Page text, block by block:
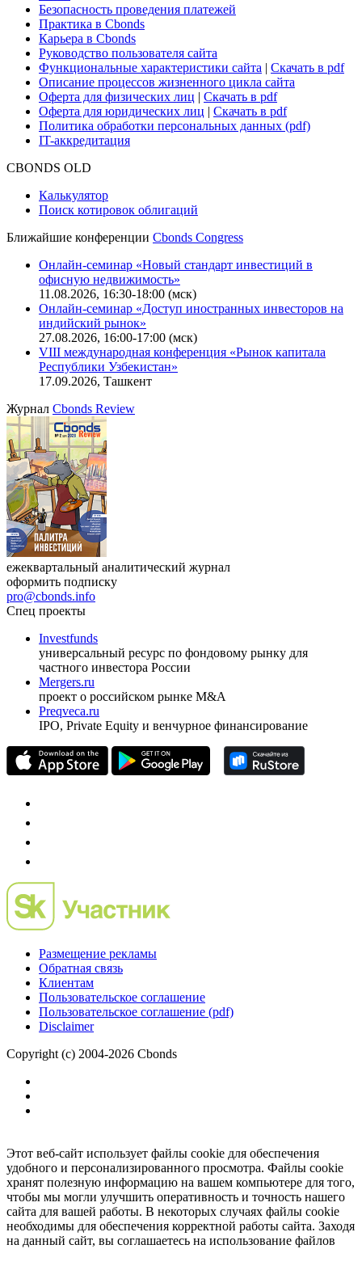
Безопасность проведения платежей
Практика в Cbonds
Карьера в Cbonds
Руководство пользователя сайта
Функциональные характеристики сайта | Скачать в pdf
Описание процессов жизненного цикла сайта
Оферта для физических лиц | Скачать в pdf
Оферта для юридических лиц | Скачать в pdf
Политика обработки персональных данных (pdf)
IT-аккредитация
CBONDS OLD
Калькулятор
Поиск котировок облигаций
Ближайшие конференции Cbonds Congress
Онлайн-семинар «Новый стандарт инвестиций в
офисную недвижимость»
11.08.2026, 16:30-18:00 (мск)
Онлайн-семинар «Доступ иностранных инвесторов на
индийский рынок»
27.08.2026, 16:00-17:00 (мск)
VIII международная конференция «Рынок капитала
Республики Узбекистан»
17.09.2026, Ташкент
Журнал Cbonds Review
ежеквартальный аналитический журнал
оформить подписку
pro@cbonds.info
Спец проекты
Investfunds
универсальный ресурс по фондовому рынку для
частного инвестора России
Mergers.ru
проект о российском рынке M&A
Preqveca.ru
IPO, Private Equity и венчурное финансирование
Размещение рекламы
Обратная связь
Клиентам
Пользовательское соглашение
Пользовательское соглашение (pdf)
Disclaimer
Copyright (c) 2004-2026 Cbonds
Этот веб-сайт использует файлы cookie для обеспечения
удобного и персонализированного просмотра. Файлы cookie
хранят полезную информацию на вашем компьютере для того,
чтобы мы могли улучшить оперативность и точность нашего
сайта для вашей работы. В некоторых случаях файлы cookie
необходимы для обеспечения корректной работы сайта. Заходя
на данный сайт, вы соглашаетесь на использование файлов